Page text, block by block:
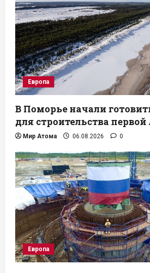
Европа
В Поморье начали
для строительства
Мир Атома 06.08.2026 0
Европа